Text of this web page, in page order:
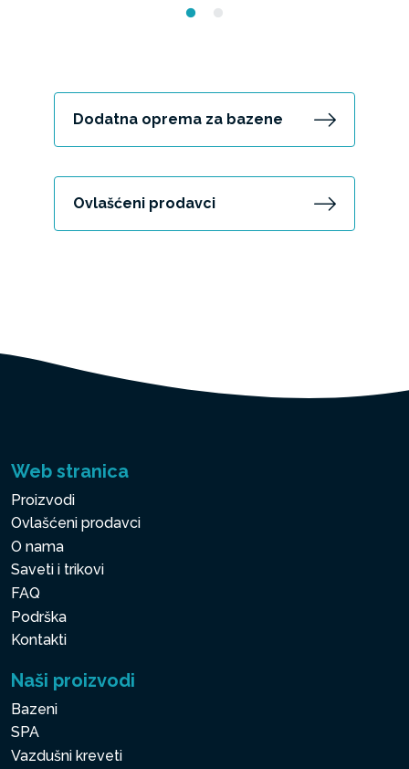
Dodatna oprema za bazene
Ovlašćeni prodavci
Web stranica
Proizvodi
Ovlašćeni prodavci
O nama
Saveti i trikovi
FAQ
Podrška
Kontakti
Naši proizvodi
Bazeni
SPA
Vazdušni kreveti